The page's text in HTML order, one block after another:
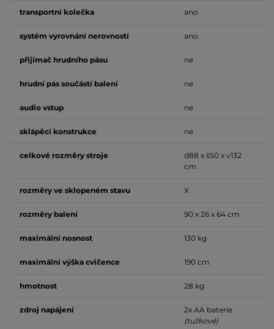
transportní kolečka ano
systém vyrovnání nerovností ano
přijímač hrudního pásu ne
hrudní pás součástí balení ne
audio vstup ne
sklápěcí konstrukce ne
celkové rozměry stroje
d88 x š50 x v132
cm
rozměry ve sklopeném stavu X
rozměry balení 90 x 26 x 64 cm
maximální nosnost 130 kg
maximální výška cvičence 190 cm
hmotnost 28 kg
zdroj napájení
2x AA baterie
(tužkové)